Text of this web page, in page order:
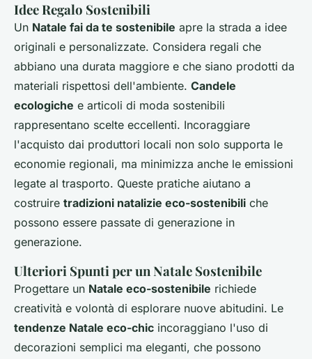
Idee Regalo Sostenibili
Un Natale fai da te sostenibile apre la strada a idee
originali e personalizzate. Considera regali che
abbiano una durata maggiore e che siano prodotti da
materiali rispettosi dell'ambiente. Candele
ecologiche e articoli di moda sostenibili
rappresentano scelte eccellenti. Incoraggiare
l'acquisto dai produttori locali non solo supporta le
economie regionali, ma minimizza anche le emissioni
legate al trasporto. Queste pratiche aiutano a
costruire tradizioni natalizie eco-sostenibili che
possono essere passate di generazione in
generazione.
Ulteriori Spunti per un Natale Sostenibile
Progettare un Natale eco-sostenibile richiede
creatività e volontà di esplorare nuove abitudini. Le
tendenze Natale eco-chic incoraggiano l'uso di
decorazioni semplici ma eleganti, che possono